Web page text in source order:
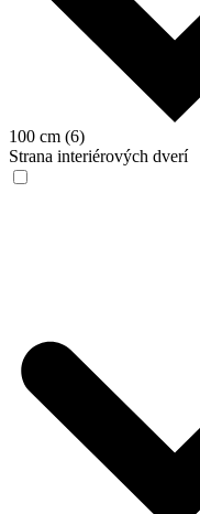
100 cm (6)
Strana interiérových dverí